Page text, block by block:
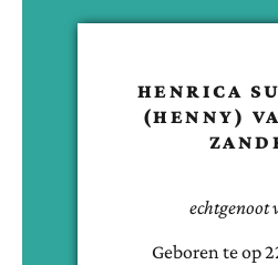
HENRICA
(HENNY)
echtgenoot
Geboren teop